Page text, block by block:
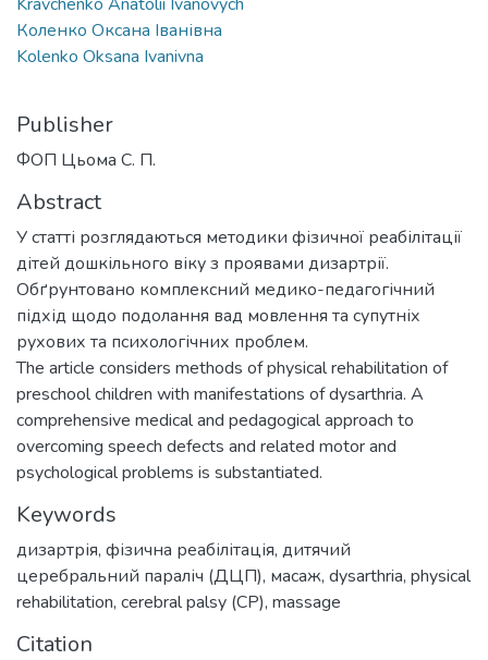
Коленко Оксана Іванівна
Kolenko Oksana Ivanivna
Publisher
ФОП Цьома С. П.
Abstract
У статті розглядаються методики фізичної реабілітації
дітей дошкільного віку з проявами дизартрії.
Обґрунтовано комплексний медико-педагогічний
підхід щодо подолання вад мовлення та супутніх
рухових та психологічних проблем.
The article considers methods of physical rehabilitation of
preschool children with manifestations of dysarthria. A
comprehensive medical and pedagogical approach to
overcoming speech defects and related motor and
psychological problems is substantiated.
Keywords
дизартрія, фізична реабілітація, дитячий
церебральний параліч (ДЦП), масаж, dysarthria, physical
rehabilitation, cerebral palsy (CP), massage
Citation